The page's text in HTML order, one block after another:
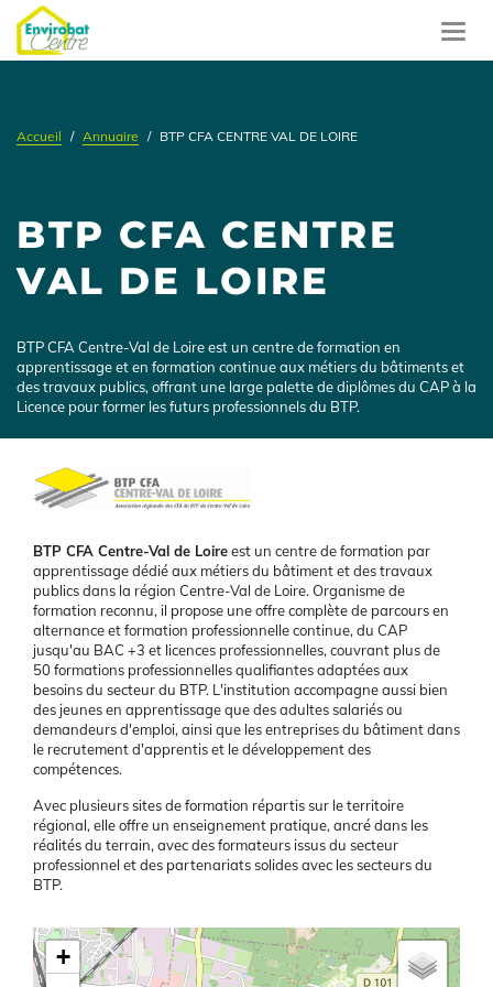
Aller
au
contenu
Accueil Annuaire BTP CFA CENTRE VAL DE LOIRE
BTP CFA CENTRE
VAL DE LOIRE
Présentation
BTP CFA Centre-Val de Loire est un centre de formation en
apprentissage et en formation continue aux métiers du bâtiments et
des travaux publics, offrant une large palette de diplômes du CAP à la
Licence pour former les futurs professionnels du BTP.
Logo
Présentation
BTP CFA Centre-Val de Loireest un centre de formation par
apprentissage dédié aux métiers du bâtiment et des travaux
publics dans la région Centre-Val de Loire. Organisme de
formation reconnu, il propose une offre complète de parcours en
alternance et formation professionnelle continue, du CAP
jusqu'au BAC +3 et licences professionnelles, couvrant plus de
50 formations professionnelles qualifiantes adaptées aux
besoins du secteur du BTP. L'institution accompagne aussi bien
des jeunes en apprentissage que des adultes salariés ou
demandeurs d'emploi, ainsi que les entreprises du bâtiment dans
le recrutement d'apprentis et le développement des
compétences.
Avec plusieurs sites de formation répartis sur le territoire
régional, elle offre un enseignement pratique, ancré dans les
réalités du terrain, avec des formateurs issus du secteur
professionnel et des partenariats solides avec les secteurs du
BTP.
Latitude/Longitude
+